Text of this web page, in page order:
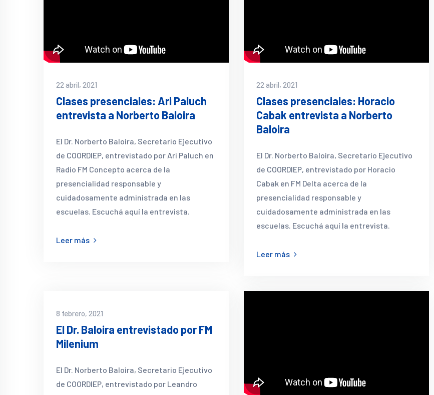
22 abril, 2021
Clases presenciales: Ari Paluch
entrevista a Norberto Baloira
El Dr. Norberto Baloira, Secretario Ejecutivo
de COORDIEP, entrevistado por Ari Paluch en
Radio FM Concepto acerca de la
presencialidad responsable y
cuidadosamente administrada en las
escuelas. Escuchá aquí la entrevista.
Leer más
22 abril, 2021
Clases presenciales: Horacio
Cabak entrevista a Norberto
Baloira
El Dr. Norberto Baloira, Secretario Ejecutivo
de COORDIEP, entrevistado por Horacio
Cabak en FM Delta acerca de la
presencialidad responsable y
cuidadosamente administrada en las
escuelas. Escuchá aquí la entrevista.
Leer más
8 febrero, 2021
El Dr. Baloira entrevistado por FM
Milenium
El Dr. Norberto Baloira, Secretario Ejecutivo
de COORDIEP, entrevistado por Leandro